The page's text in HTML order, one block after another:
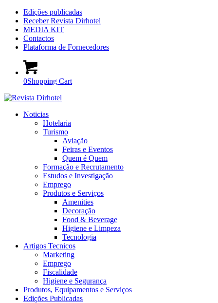
Edições publicadas
Receber Revista Dirhotel
MEDIA KIT
Contactos
Plataforma de Fornecedores
0Shopping Cart
Noticias
Hotelaria
Turismo
Aviação
Feiras e Eventos
Quem é Quem
Formação e Recrutamento
Estudos e Investigação
Emprego
Produtos e Serviços
Amenities
Decoração
Food & Beverage
Higiene e Limpeza
Tecnologia
Artigos Tecnicos
Marketing
Emprego
Fiscalidade
Higiene e Segurança
Produtos, Equipamentos e Serviços
Edições Publicadas